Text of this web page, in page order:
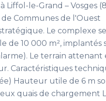
Liffol-le-Grand – Vosges
Communes de l'Ouest
Le complexe se
de 10 000 m², implantés
Le terrain attenant
Caractéristiques
Hauteur utile de 6 m
quais de chargement